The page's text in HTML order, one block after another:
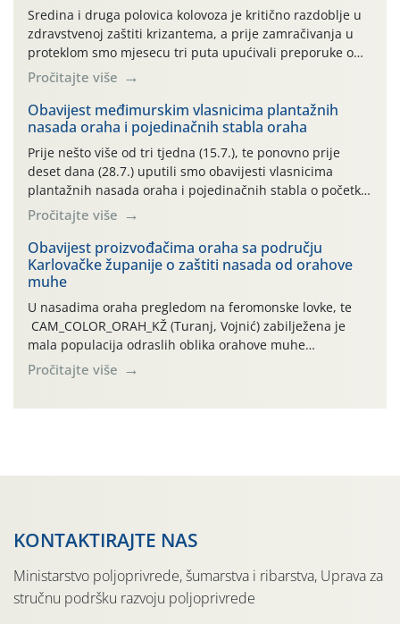
Sredina i druga polovica kolovoza je kritično razdoblje u
zdravstvenoj zaštiti krizantema, a prije zamračivanja u
proteklom smo mjesecu tri puta upućivali preporuke o
preventivnim mjerama zaštite krizantema od najčešćih
uzročnika bolesti, štetnika i fito-fagnih grinja (23.7., 14.7.,
06.7.)! Na početku ovog mjeseca je zabilježeno je
povijesno i ekstremno vruće meteorološko razdoblje, uz
najviše temperature […]
Pročitajte više
Obavijest međimurskim vlasnicima plantažnih
nasada oraha i pojedinačnih stabla oraha
Prije nešto više od tri tjedna (15.7.), te ponovno prije
deset dana (28.7.) uputili smo obavijesti vlasnicima
plantažnih nasada oraha i pojedinačnih stabla o početku
leta i ovogodišnjoj potrebi usmjerenog suzbijanja
orahove muhe (Rhagoletis completa)! Već dvanaest dana
traje drugi ovogodišnji “toplinski udar”, koji naročito
izražen zadnja šest dana (31.7.-05.8.), jer najviše
temperature zraka svakodnevno […]
Pročitajte više
Obavijest proizvođačima oraha sa području
Karlovačke županije o zaštiti nasada od orahove
muhe
U nasadima oraha pregledom na feromonske lovke, te
CAM_COLOR_ORAH_KŽ (Turanj, Vojnić) zabilježena je
mala populacija odraslih oblika orahove muhe
(Rhagoletis completa). Niska brojnost može se objasniti
činjenicom da je riječ o mladim nasadima s vrlo malim
Pročitajte više
KONTAKTIRAJTE NAS
Ministarstvo poljoprivrede, šumarstva i ribarstva, Uprava za
stručnu podršku razvoju poljoprivrede